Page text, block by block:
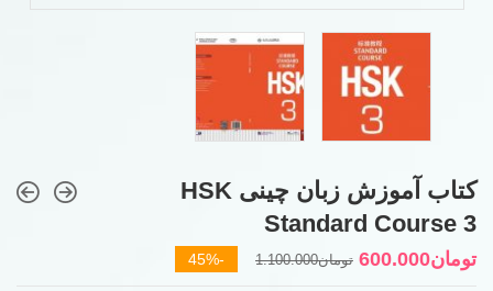
کتاب آموزش زبان چینی HSK
Standard Course 3
تومان1.100.000قیمت
تومان600.000
قیمت